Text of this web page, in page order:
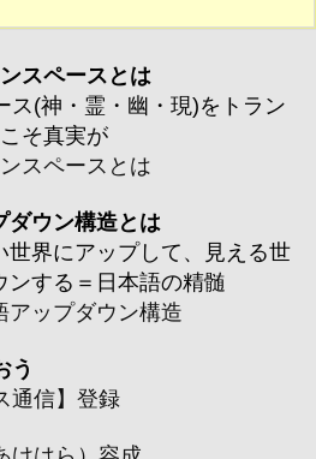
スペースとは
ス(神・霊・幽・現)をトラン
そ真実が
ンスペースとは
ウン構造とは
世界にアップして、見える世
ンする＝日本語の精髄
アップダウン構造
う
通信】登録